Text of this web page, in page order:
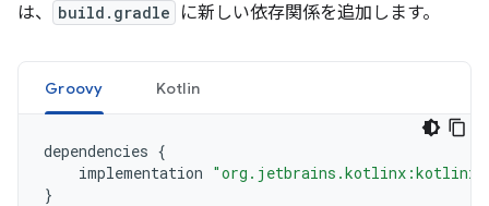
は、
build.gradle に新しい依存関係を追加します。
Groovy Kotlin
dependencies {
implementation "org.jetbrains.kotlinx:kotlinx-
}